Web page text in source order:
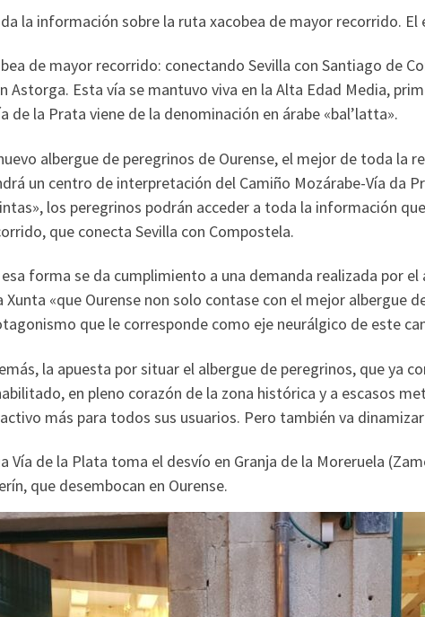
la información sobre la ruta xacobea de mayor recorrido.
de mayor recorrido: conectando Sevilla con Santiago de
Astorga. Esta vía se mantuvo viva en la Alta Edad Media,
de la Prata viene de la denominación en árabe «bal’latta».
albergue de peregrinos de Ourense, el mejor de toda la
un centro de interpretación del Camiño Mozárabe-Vía da
los peregrinos podrán acceder a toda la información
que conecta Sevilla con Compostela.
esa forma se da cumplimiento a una demanda realizada por
Xunta «que Ourense non solo contase con el mejor albergue
que le corresponde como eje neurálgico de este
la apuesta por situar el albergue de peregrinos, que ya
en pleno corazón de la zona histórica y a escasos
más para todos sus usuarios. Pero también va
Vía de la Plata toma el desvío en Granja de la Moreruela
que desembocan en Ourense.